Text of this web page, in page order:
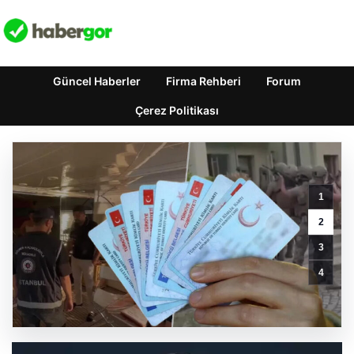
Güncel Haberler Firma Rehberi Forum
Çerez Politikası
1
2
3
4
Ertuğrul
Doğan:
Mohamed
Salah
transferi
sonrası
kulübün
hedefleri
netleşti